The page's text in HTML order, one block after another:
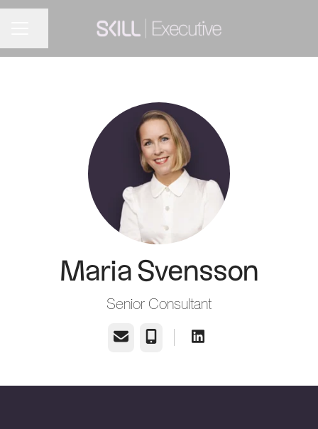
Maria Svensson
Senior Consultant
E-post Telefon